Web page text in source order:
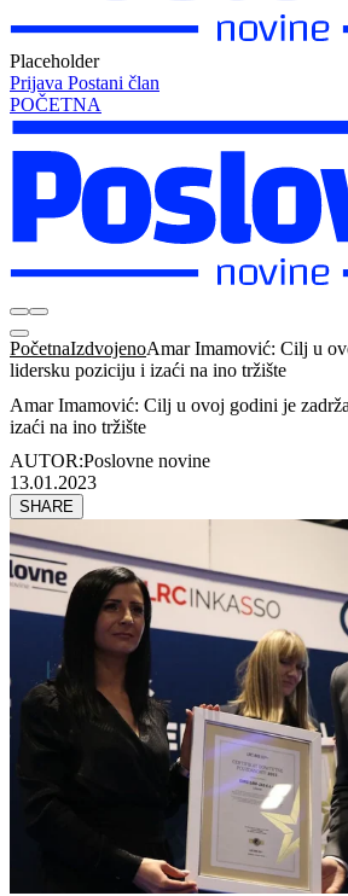
Placeholder
Prijava Postani član
POČETNA
PočetnaIzdvojenoAmar Imamović: Cilj u
lidersku poziciju i izaći na ino tržište
Amar Imamović: Cilj u ovoj godini je
izaći na ino tržište
AUTOR:Poslovne novine
13.01.2023
SHARE